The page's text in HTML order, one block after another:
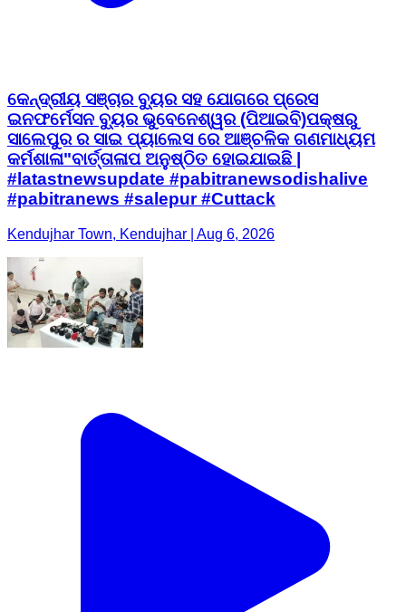
କେନ୍ଦ୍ରୀୟ ସଞ୍ଚାର ବ୍ୟୁର ସହ ଯୋଗରେ ପ୍ରେସ
ଇନଫର୍ମେସନ ବ୍ୟୁର ଭୁବେନେଶ୍ୱର (ପିଆଇବି)ପକ୍ଷରୁ
ସାଲେପୁର ର ସାଇ ପ୍ୟାଲେସ ରେ ଆଞ୍ଚଳିକ ଗଣମାଧ୍ୟମ
କର୍ମଶାଳା"ବାର୍ତ୍ତାଳାପ ଅନୁଷ୍ଠିତ ହୋଇଯାଇଛି |
#latastnewsupdate #pabitranewsodishalive
#pabitranews #salepur #Cuttack
Kendujhar Town, Kendujhar | Aug 6, 2026